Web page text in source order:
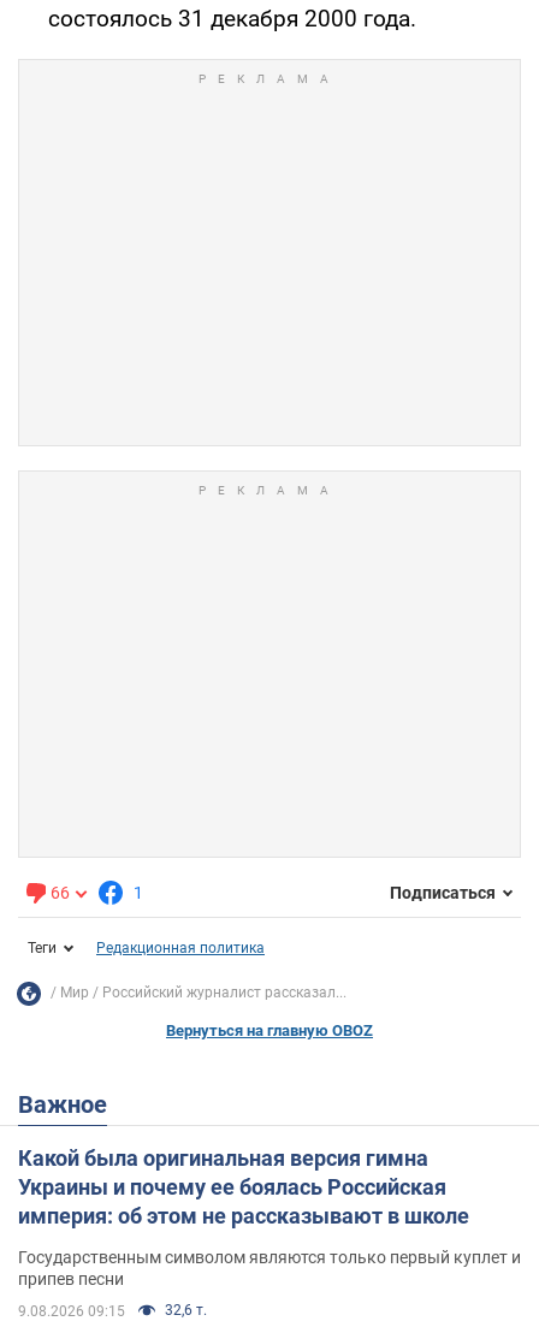
состоялось 31 декабря 2000 года.
66 1 Подписаться
Теги Редакционная политика
Мир Российский журналист рассказал...
Вернуться на главную OBOZ
Важное
Какой была оригинальная версия гимна
Украины и почему ее боялась Российская
империя: об этом не рассказывают в школе
Государственным символом являются только первый куплет и
припев песни
9.08.2026 09:15 32,6 т.